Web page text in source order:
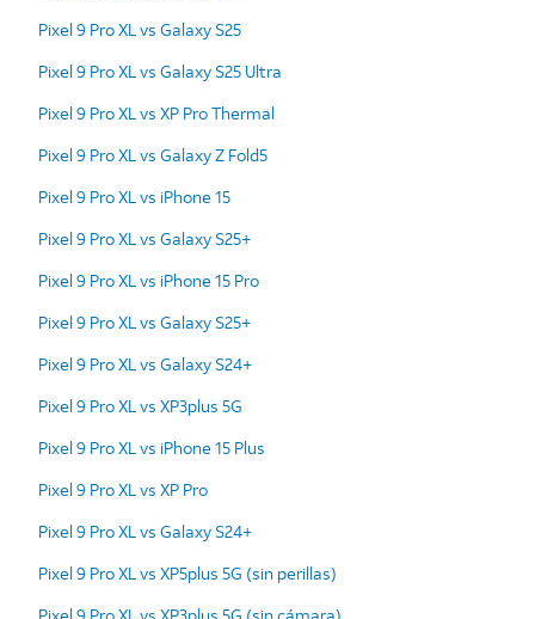
Pixel 9 Pro XL vs Galaxy S25
Pixel 9 Pro XL vs Galaxy S25 Ultra
Pixel 9 Pro XL vs XP Pro Thermal
Pixel 9 Pro XL vs Galaxy Z Fold5
Pixel 9 Pro XL vs iPhone 15
Pixel 9 Pro XL vs Galaxy S25+
Pixel 9 Pro XL vs iPhone 15 Pro
Pixel 9 Pro XL vs Galaxy S25+
Pixel 9 Pro XL vs Galaxy S24+
Pixel 9 Pro XL vs XP3plus 5G
Pixel 9 Pro XL vs iPhone 15 Plus
Pixel 9 Pro XL vs XP Pro
Pixel 9 Pro XL vs Galaxy S24+
Pixel 9 Pro XL vs XP5plus 5G (sin perillas)
Pixel 9 Pro XL vs XP3plus 5G (sin cámara)